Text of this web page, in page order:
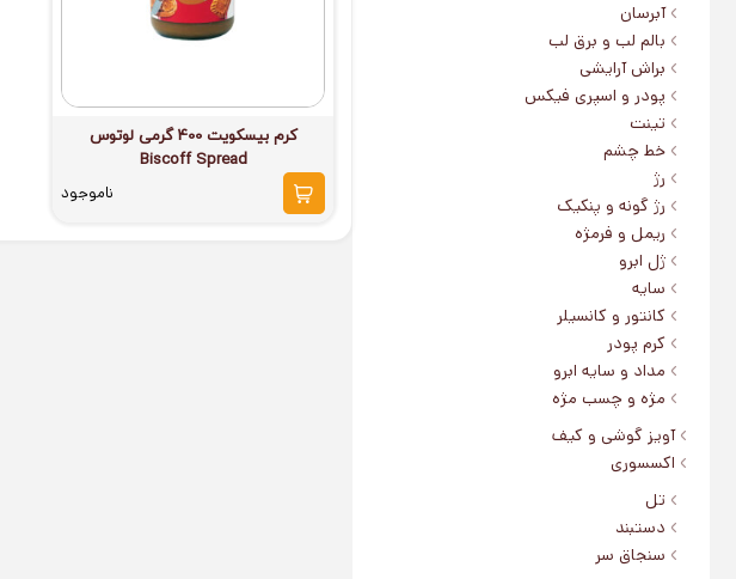
آبرسان
بالم لب و برق لب
براش آرایشی
پودر و اسپری فیکس
تینت
خط چشم
رژ
رژ گونه و پنکیک
ریمل و فرمژه
ژل ابرو
سایه
کانتور و کانسیلر
کرم پودر
مداد و سایه ابرو
مژه و چسب مژه
آویز گوشی و کیف
اکسسوری
تل
دستبند
سنجاق سر
کرم بیسکویت 400 گرمی لوتوس
Biscoff Spread
ناموجود